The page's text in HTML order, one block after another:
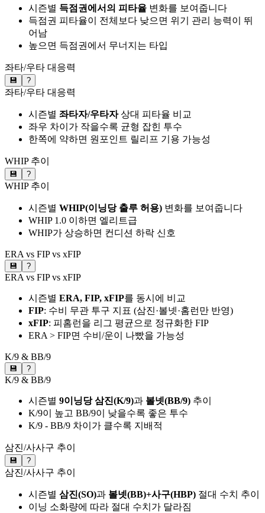
시즌별 득점권에서의 피타율 변화를 보여줍니다
득점권 피타율이 전체보다 낮으면 위기 관리 능력이 뛰
어남
높으면 득점권에서 무너지는 타입
좌타/우타 대응력
💾 ?
좌타/우타 대응력
시즌별 좌타자/우타자상대 피타율 비교
좌우 차이가 작을수록 균형 잡힌 투수
한쪽에 약하면 원포인트 릴리프 기용 가능성
WHIP 추이
💾 ?
WHIP 추이
시즌별 WHIP(이닝당 출루 허용) 변화를 보여줍니다
WHIP 1.0 이하면 엘리트급
WHIP가 상승하면 컨디션 하락 신호
ERA vs FIP vs xFIP
💾 ?
ERA vs FIP vs xFIP
시즌별 ERA, FIP, xFIP를 동시에 비교
FIP: 수비 무관 투구 지표 (삼진·볼넷·홈런만 반영)
xFIP: 피홈런을 리그 평균으로 정규화한 FIP
ERA > FIP면 수비/운이 나빴을 가능성
K/9 & BB/9
💾 ?
K/9 & BB/9
시즌별 9이닝당 삼진(K/9)과 볼넷(BB/9) 추이
K/9이 높고 BB/9이 낮을수록 좋은 투수
K/9 - BB/9 차이가 클수록 지배적
삼진/사사구 추이
💾 ?
삼진/사사구 추이
시즌별 삼진(SO)과 볼넷(BB)+사구(HBP) 절대 수치 추이
이닝 소화량에 따라 절대 수치가 달라짐